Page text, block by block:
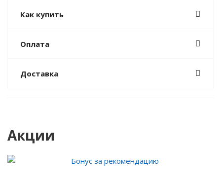
Как купить
Оплата
Доставка
Акции